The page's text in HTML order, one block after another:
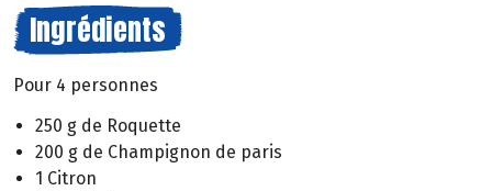
Ingrédients
Pour 4 personnes
250 g de Roquette
200 g de Champignon de paris
1 Citron